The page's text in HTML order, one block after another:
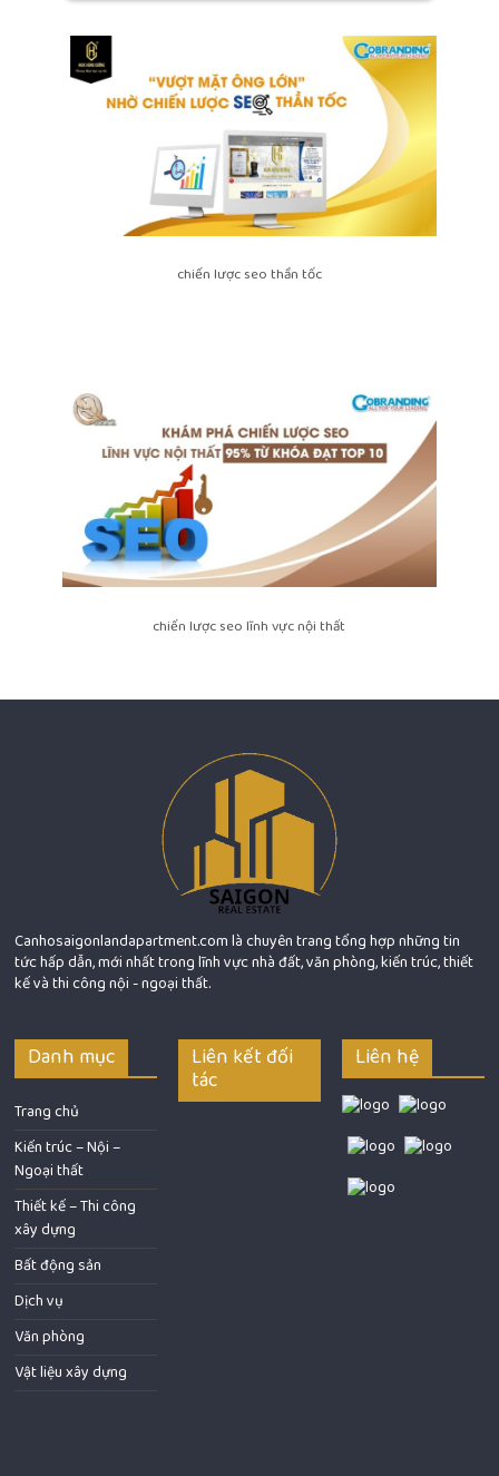
chiến lược seo thần tốc
chiến lược seo lĩnh vực nội thất
Canhosaigonlandapartment.com là chuyên trang tổng hợp những tin
tức hấp dẫn, mới nhất trong lĩnh vực nhà đất, văn phòng, kiến trúc, thiết
kế và thi công nội - ngoại thất.
Danh mục
Trang chủ
Kiến trúc – Nội –
Ngoại thất
Thiết kế – Thi công
xây dựng
Bất động sản
Dịch vụ
Văn phòng
Vật liệu xây dựng
Liên kết đối
tác
Liên hệ